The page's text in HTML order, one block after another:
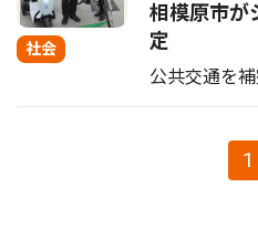
社会
相模原市が
定
公共交通を
1